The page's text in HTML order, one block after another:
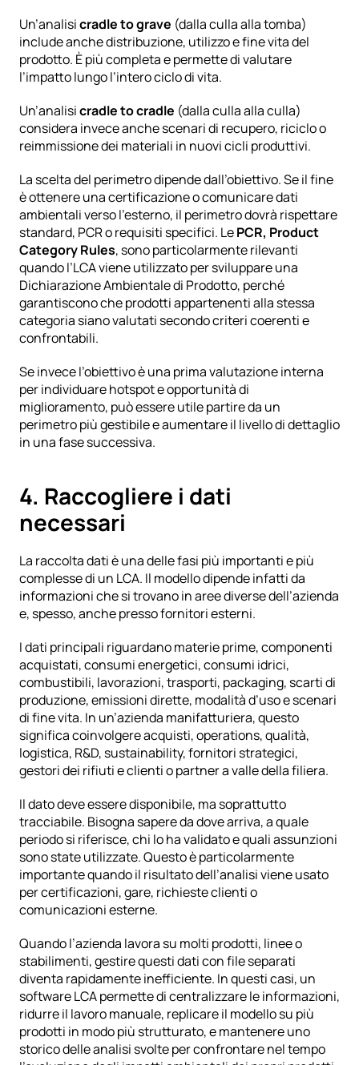
Un’analisi cradle to grave (dalla culla alla tomba)
include anche distribuzione, utilizzo e fine vita del
prodotto. È più completa e permette di valutare
l’impatto lungo l’intero ciclo di vita.
Un’analisi cradle to cradle (dalla culla alla culla)
considera invece anche scenari di recupero, riciclo o
reimmissione dei materiali in nuovi cicli produttivi.
La scelta del perimetro dipende dall’obiettivo. Se il fine
è ottenere una certificazione o comunicare dati
ambientali verso l’esterno, il perimetro dovrà rispettare
standard, PCR o requisiti specifici. Le PCR, Product
Category Rules, sono particolarmente rilevanti
quando l’LCA viene utilizzato per sviluppare una
Dichiarazione Ambientale di Prodotto, perché
garantiscono che prodotti appartenenti alla stessa
categoria siano valutati secondo criteri coerenti e
confrontabili.
Se invece l’obiettivo è una prima valutazione interna
per individuare hotspot e opportunità di
miglioramento, può essere utile partire da un
perimetro più gestibile e aumentare il livello di dettaglio
in una fase successiva.
4. Raccogliere i dati
necessari
La raccolta dati è una delle fasi più importanti e più
complesse di un LCA. Il modello dipende infatti da
informazioni che si trovano in aree diverse dell’azienda
e, spesso, anche presso fornitori esterni.
I dati principali riguardano materie prime, componenti
acquistati, consumi energetici, consumi idrici,
combustibili, lavorazioni, trasporti, packaging, scarti di
produzione, emissioni dirette, modalità d’uso e scenari
di fine vita. In un’azienda manifatturiera, questo
significa coinvolgere acquisti, operations, qualità,
logistica, R&D, sustainability, fornitori strategici,
gestori dei rifiuti e clienti o partner a valle della filiera.
Il dato deve essere disponibile, ma soprattutto
tracciabile. Bisogna sapere da dove arriva, a quale
periodo si riferisce, chi lo ha validato e quali assunzioni
sono state utilizzate. Questo è particolarmente
importante quando il risultato dell’analisi viene usato
per certificazioni, gare, richieste clienti o
comunicazioni esterne.
Quando l’azienda lavora su molti prodotti, linee o
stabilimenti, gestire questi dati con file separati
diventa rapidamente inefficiente. In questi casi, un
software LCA permette di centralizzare le informazioni,
ridurre il lavoro manuale, replicare il modello su più
prodotti in modo più strutturato, e mantenere uno
storico delle analisi svolte per confrontare nel tempo